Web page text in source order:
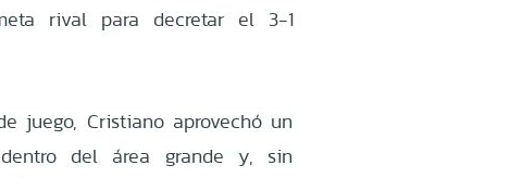
rival para decretar el 3-1
juego, Cristiano aprovechó un
del área grande y, sin